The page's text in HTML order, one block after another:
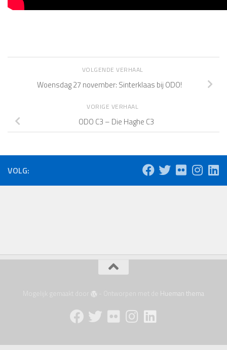
VOLGENDE VERHAAL
Woensdag 27 november: Sinterklaas bij ODO!
VORIGE VERHAAL
ODO C3 – Die Haghe C3
VOLG:
Mogelijk gemaakt door - Ontworpen met de Hueman thema